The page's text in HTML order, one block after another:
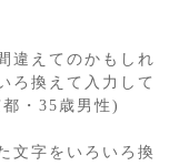
違えてのかもしれ
ろ換えて入力して
・35歳男性)
文字をいろいろ換